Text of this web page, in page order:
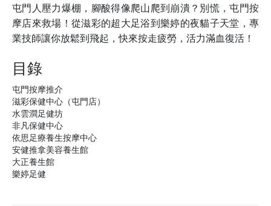
屯門人壓力爆棚，腳酸得像爬山爬到崩潰？別慌，屯門按
摩店來救場！從滋彩的超大足浴到樂婷的夜貓子天堂，專
業技師讓你放鬆到飛起，快來按走疲勞，活力滿血復活！
目錄
屯門按摩推介
滋彩保健中心（屯門店）
水雲澗足健坊
非凡保健中心
依思足療養生按摩中心
安健推拿美容養生館
大正養生館
樂婷足健